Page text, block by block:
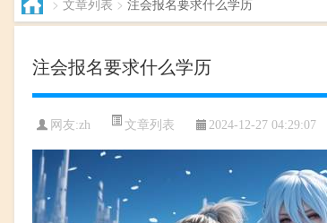
注会报名要求什么学历
网友:zh 文章列表 2024-12-27 04:29:07